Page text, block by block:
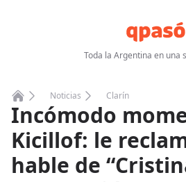
Toda la Argentina en una
Home
Noticias Clarín
Incómodo
Kicillof: le
hable de